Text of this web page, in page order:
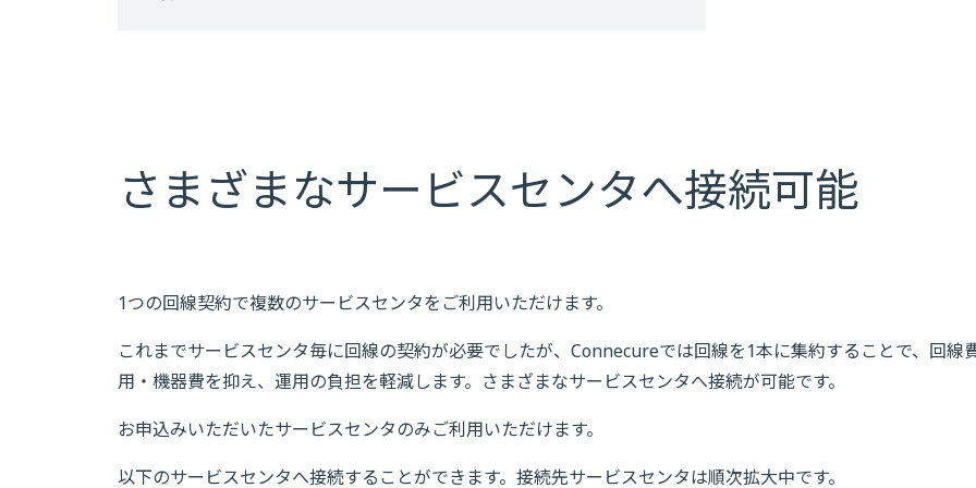
さまざまなサービスセンタへ接続可能
1つの回線契約で複数のサービスセンタをご利用いただけます。
これまでサービスセンタ毎に回線の契約が必要でしたが、Connecureでは回線を1本に集約することで、回線
用・機器費を抑え、運用の負担を軽減します。さまざまなサービスセンタへ接続が可能です。
お申込みいただいたサービスセンタのみご利用いただけます。
以下のサービスセンタへ接続することができます。接続先サービスセンタは順次拡大中です。